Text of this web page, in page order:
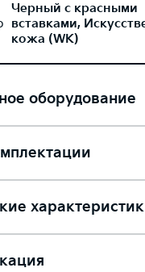
Черный с красными
вставками,
кожа (WK)
оборудование